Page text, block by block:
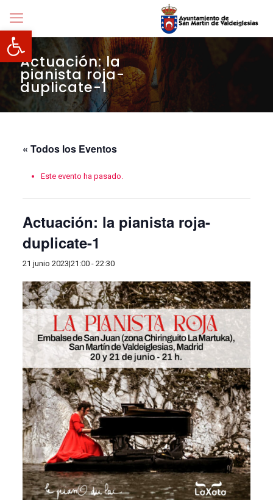
Abrir barra de herramientas
Actuación: la
pianista roja-
duplicate-1
« Todos los Eventos
Este evento ha pasado.
Actuación: la pianista roja-
duplicate-1
21 junio 2023|21:00- 22:30